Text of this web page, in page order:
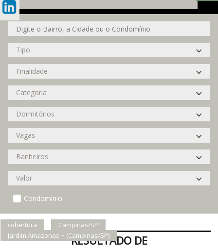
Condomínio
cobertura
Campinas/SP
Jardim Amazonas ~ (Campinas/SP)RESULTADO DE